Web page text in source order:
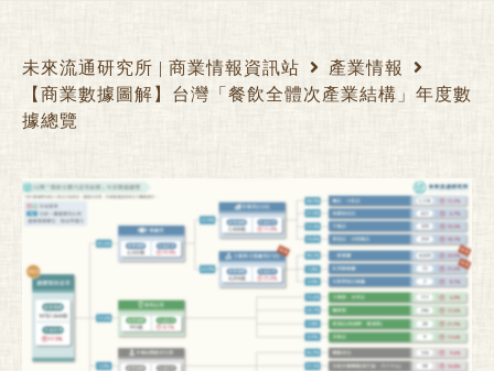
未來流通研究所 | 商業情報資訊站
產業情報
【商業數據圖解】台灣「餐飲全體次產業結構」年度數
據總覽